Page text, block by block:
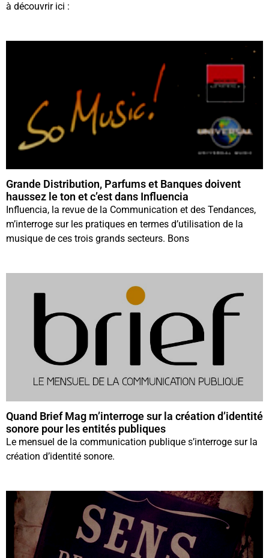
à découvrir ici :
Grande Distribution, Parfums et Banques doivent
haussez le ton et c’est dans Influencia
Influencia, la revue de la Communication et des Tendances,
m’interroge sur les pratiques en termes d’utilisation de la
musique de ces trois grands secteurs. Bons
Quand Brief Mag m’interroge sur la création d’identité
sonore pour les entités publiques
Le mensuel de la communication publique s’interroge sur la
création d’identité sonore.